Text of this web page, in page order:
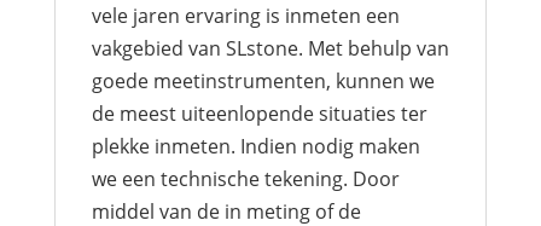
vele jaren ervaring is inmeten een
vakgebied van SLstone. Met behulp van
goede meetinstrumenten, kunnen we
de meest uiteenlopende situaties ter
plekke inmeten. Indien nodig maken
we een technische tekening. Door
middel van de in meting of de